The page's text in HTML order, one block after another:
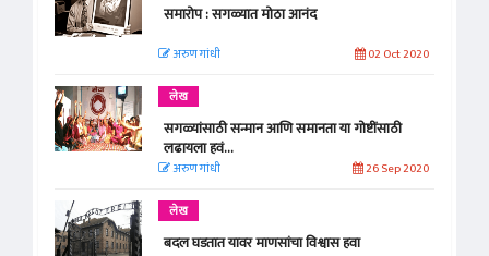
समारोप : सगळ्यात मोठा आनंद
अरुण गांधी 02 Oct 2020
लेख
सगळ्यांसाठी सन्मान आणि समानता या गोष्टींसाठी
लढायला हवं...
अरुण गांधी 26 Sep 2020
लेख
बदल घडतात यावर माणसांचा विश्वास हवा